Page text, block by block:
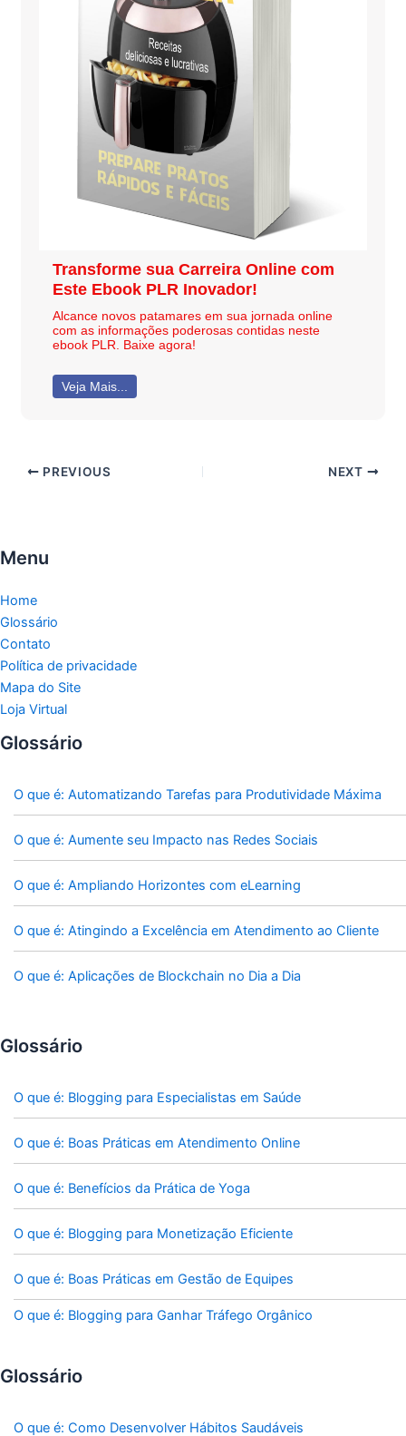
Transforme sua Carreira Online com
Este Ebook PLR Inovador!
Alcance novos patamares em sua jornada online
com as informações poderosas contidas neste
ebook PLR. Baixe agora!
Veja Mais...
PREVIOUS NEXT
Menu
Home
Glossário
Contato
Política de privacidade
Mapa do Site
Loja Virtual
Glossário
O que é: Automatizando Tarefas para Produtividade Máxima
O que é: Aumente seu Impacto nas Redes Sociais
O que é: Ampliando Horizontes com eLearning
O que é: Atingindo a Excelência em Atendimento ao Cliente
O que é: Aplicações de Blockchain no Dia a Dia
Glossário
O que é: Blogging para Especialistas em Saúde
O que é: Boas Práticas em Atendimento Online
O que é: Benefícios da Prática de Yoga
O que é: Blogging para Monetização Eficiente
O que é: Boas Práticas em Gestão de Equipes
O que é: Blogging para Ganhar Tráfego Orgânico
Glossário
O que é: Como Desenvolver Hábitos Saudáveis